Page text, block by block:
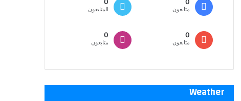
متابعون المتابعون
0
متابعون
0
متابعون
Weather